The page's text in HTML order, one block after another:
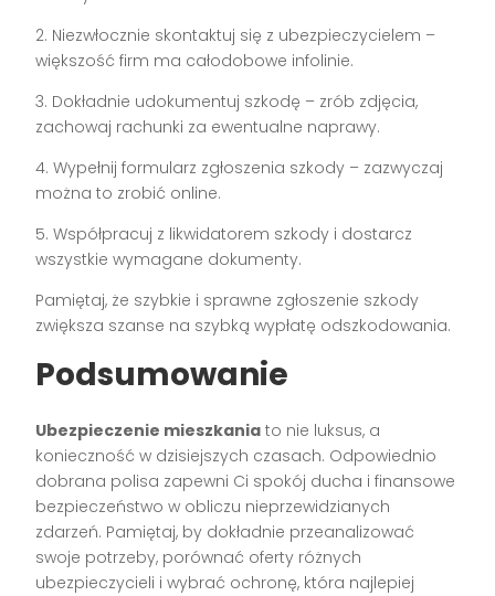
2. Niezwłocznie skontaktuj się z ubezpieczycielem –
większość firm ma całodobowe infolinie.
3. Dokładnie udokumentuj szkodę – zrób zdjęcia,
zachowaj rachunki za ewentualne naprawy.
4. Wypełnij formularz zgłoszenia szkody – zazwyczaj
można to zrobić online.
5. Współpracuj z likwidatorem szkody i dostarcz
wszystkie wymagane dokumenty.
Pamiętaj, że szybkie i sprawne zgłoszenie szkody
zwiększa szanse na szybką wypłatę odszkodowania.
Podsumowanie
Ubezpieczenie mieszkania to nie luksus, a
konieczność w dzisiejszych czasach. Odpowiednio
dobrana polisa zapewni Ci spokój ducha i finansowe
bezpieczeństwo w obliczu nieprzewidzianych
zdarzeń. Pamiętaj, by dokładnie przeanalizować
swoje potrzeby, porównać oferty różnych
ubezpieczycieli i wybrać ochronę, która najlepiej